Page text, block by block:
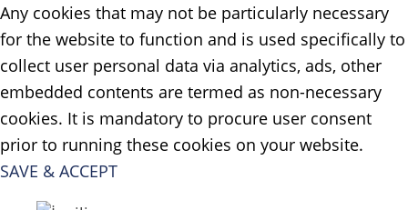
Any cookies that may not be particularly necessary
for the website to function and is used specifically to
collect user personal data via analytics, ads, other
embedded contents are termed as non-necessary
cookies. It is mandatory to procure user consent
prior to running these cookies on your website.
SAVE & ACCEPT